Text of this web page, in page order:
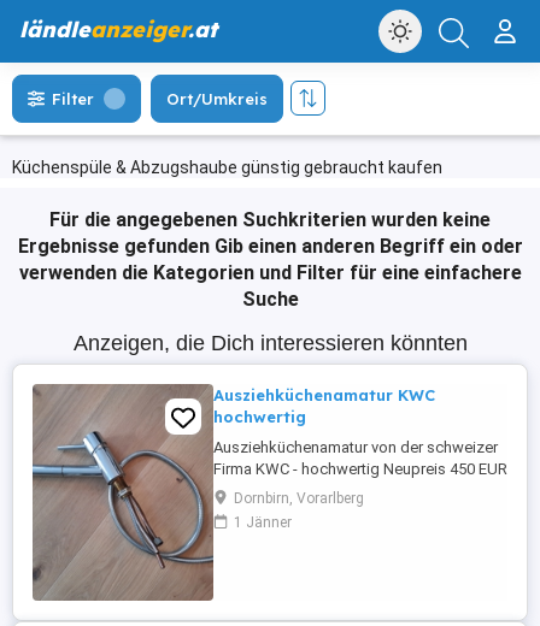
ländleanzeiger.at
Küchenspüle & Abzugshaube günstig gebraucht kaufen
Filter Ort/Umkreis
Für die angegebenen Suchkriterien wurden keine
Ergebnisse gefunden Gib einen anderen Begriff ein oder
verwenden die Kategorien und Filter für eine einfachere
Suche
Anzeigen, die Dich interessieren könnten
Ausziehküchenamatur KWC
hochwertig
Ausziehküchenamatur von der schweizer
Firma KWC - hochwertig Neupreis 450 EUR
Dornbirn, Vorarlberg
1 Jänner